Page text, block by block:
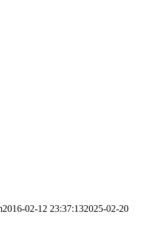
2016-02-12 23:37:132025-02-20